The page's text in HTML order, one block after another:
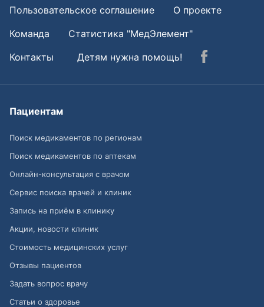
Пользовательское соглашение
О проекте
Команда
Статистика "МедЭлемент"
Контакты
Детям нужна помощь!
Пациентам
Поиск медикаментов по регионам
Поиск медикаментов по аптекам
Онлайн-консультация с врачом
Сервис поиска врачей и клиник
Запись на приём в клинику
Акции, новости клиник
Стоимость медицинских услуг
Отзывы пациентов
Задать вопрос врачу
Статьи о здоровье